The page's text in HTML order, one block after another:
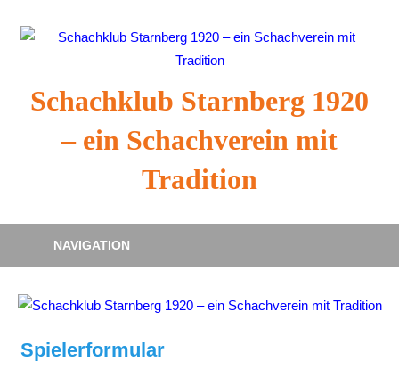
Inhalt
Schachklub Starnberg 1920
– ein Schachverein mit
Tradition
NAVIGATION
Spielerformular